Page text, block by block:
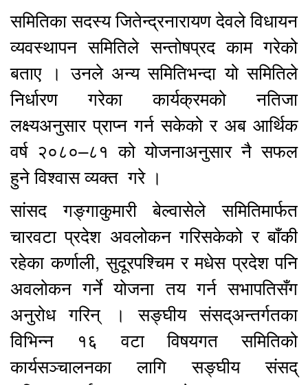
समितिका सदस्य जितेन्द्रनारायण देवले विधायन
व्यवस्थापन समितिले सन्तोषप्रद काम गरेको
बताए । उनले अन्य समितिभन्दा यो समितिले
निर्धारण गरेका कार्यक्रमको नतिजा
लक्ष्यअनुसार प्राप्न गर्न सकेको र अब आर्थिक
वर्ष २०८०–८१ को योजनाअनुसार नै सफल
हुने विश्वास व्यक्त गरे ।
सांसद गङ्गाकुमारी बेल्वासेले समितिमार्फत
चारवटा प्रदेश अवलोकन गरिसकेको र बाँकी
रहेका कर्णाली, सुदूरपश्चिम र मधेस प्रदेश पनि
अवलोकन गर्ने योजना तय गर्न सभापतिसँग
अनुरोध गरिन् । सङ्घीय संसद्अन्तर्गतका
विभिन्न १६ वटा विषयगत समितिको
कार्यसञ्चालनका लागि सङ्घीय संसद्